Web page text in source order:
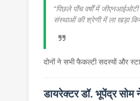
“पिछले पाँच वर्षों में
संस्थाओं की श्रेणी में ला खड़ा किया
दोनों ने सभी फैकल्टी सदस्यों और
डायरेक्टर डॉ. भूपेंद्र सोम